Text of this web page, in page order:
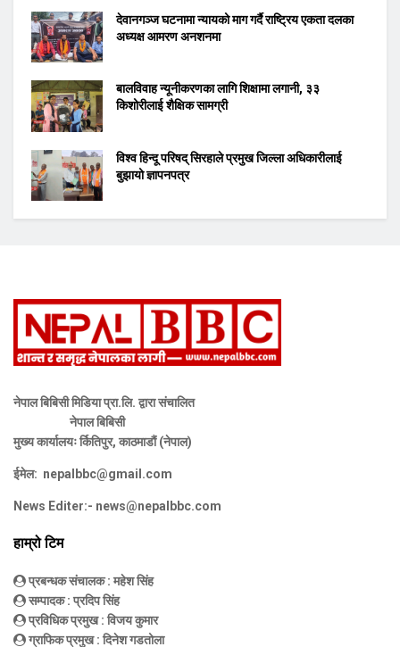
देवानगञ्ज घटनामा न्यायको माग गर्दै राष्ट्रिय एकता दलका
अध्यक्ष आमरण अनशनमा
बालविवाह न्यूनीकरणका लागि शिक्षामा लगानी, ३३
किशोरीलाई शैक्षिक सामग्री
विश्व हिन्दू परिषद् सिरहाले प्रमुख जिल्ला अधिकारीलाई
बुझायो ज्ञापनपत्र
नेपाल बिबिसी मिडिया प्रा.लि. द्वारा संचालित
नेपाल बिबिसी
मुख्य कार्यालयः र्कितिपुर, काठमाडौं (नेपाल)
ईमेल: nepalbbc@gmail.com
News Editer:- news@nepalbbc.com
हाम्रो टिम
प्रबन्धक संचालक: महेश सिंह
सम्पादक: प्रदिप सिंह
प्रविधिक प्रमुख: विजय कुमार
ग्राफिक प्रमुख: दिनेश गडतोला